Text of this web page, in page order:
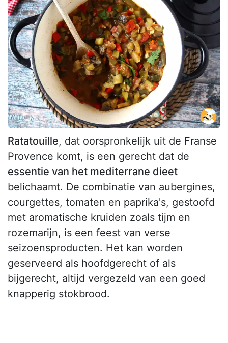
Ratatouille, dat oorspronkelijk uit de Franse
Provence komt, is een gerecht dat de
essentie van het mediterrane dieet
belichaamt. De combinatie van aubergines,
courgettes, tomaten en paprika's, gestoofd
met aromatische kruiden zoals tijm en
rozemarijn, is een feest van verse
seizoensproducten. Het kan worden
geserveerd als hoofdgerecht of als
bijgerecht, altijd vergezeld van een goed
knapperig stokbrood.